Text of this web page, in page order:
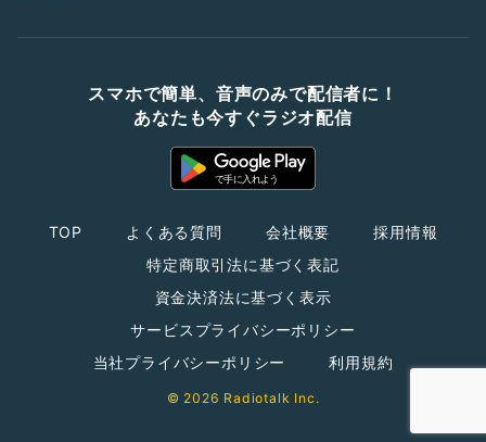
スマホで簡単、音声のみで配信者に！
あなたも今すぐラジオ配信
TOP よくある質問 会社概要
採用情報
特定商取引法に基づく表記
資金決済法に基づく表示
サービスプライバシーポリシー
当社プライバシーポリシー
利用規約
© 2026 Radiotalk Inc.